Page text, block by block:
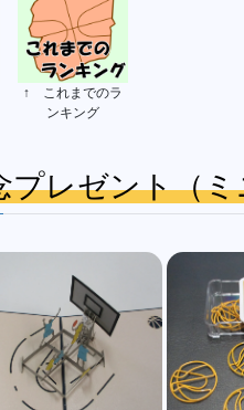
↑ これまでのラ
ンキング
プレゼント（